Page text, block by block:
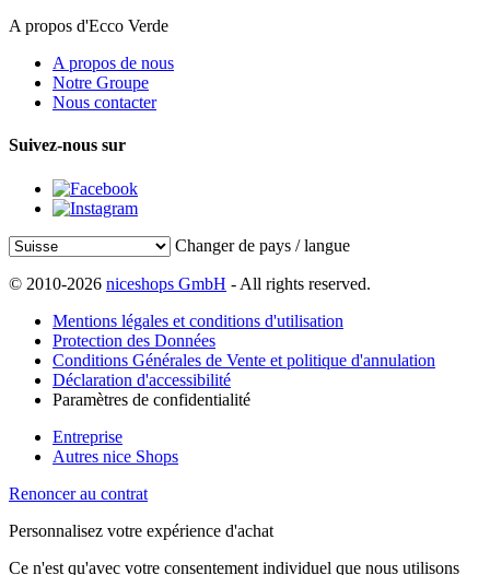
A propos d'Ecco Verde
A propos de nous
Notre Groupe
Nous contacter
Suivez-nous sur
Changer de pays / langue
© 2010-2026 niceshops GmbH - All rights reserved.
Mentions légales et conditions d'utilisation
Protection des Données
Conditions Générales de Vente et politique d'annulation
Déclaration d'accessibilité
Paramètres de confidentialité
Entreprise
Autres nice Shops
Renoncer au contrat
Personnalisez votre expérience d'achat
Ce n'est qu'avec votre consentement individuel que nous utilisons